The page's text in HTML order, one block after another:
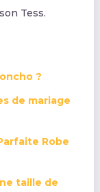
Tess.
?
de mariage
Robe
taille de